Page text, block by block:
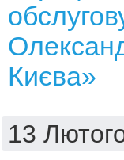
Києва»
13